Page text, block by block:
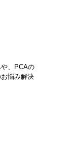
、PCAの
悩み解決